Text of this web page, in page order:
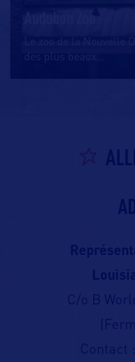
des plus beaux
C/o B
Contact